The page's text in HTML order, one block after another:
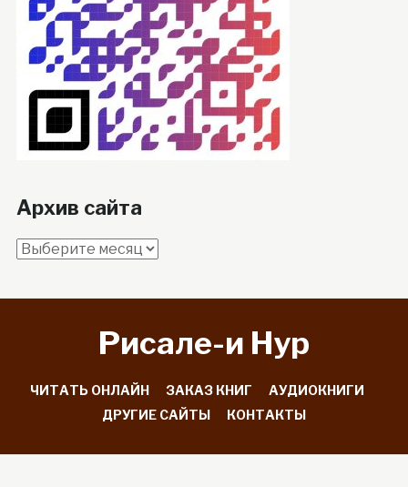
Архив сайта
Архив
Рисале-и Hyp
ЧИТАТЬ ОНЛАЙН ЗАКАЗ КНИГ
АУДИОКНИГИ
ДРУГИЕ САЙТЫ
КОНТАКТЫ